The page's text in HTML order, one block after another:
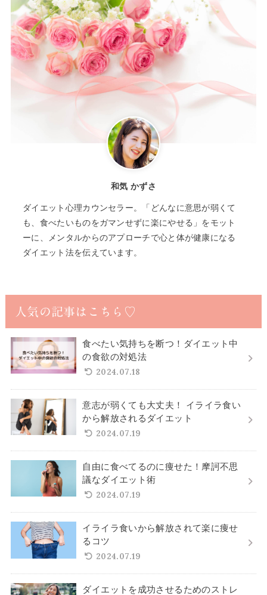
和気 かずさ
ダイエット心理カウンセラー。「どんなに意思が弱くて
も、食べたいものをガマンせずに楽にやせる」をモット
ーに、メンタルからのアプローチで心と体が健康になる
ダイエット法を伝えています。
人気の記事はこちら♡
食べたい気持ちを断つ！ダイエット中
の食欲の対処法
2024.07.18
意志が弱くても大丈夫！ イライラ食い
から解放されるダイエット
2024.07.19
自由に食べてるのに痩せた！摩訶不思
議なダイエット術
2024.07.19
イライラ食いから解放されて楽に痩せ
るコツ
2024.07.19
ダイエットを成功させるためのストレ